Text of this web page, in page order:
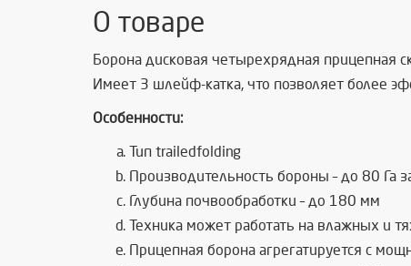
О товаре
Борона дисковая четырехрядная прицепная
Имеет 3 шлейф-катка, что позволяет более
Особенности:
Тип trailedfolding
Производительность бороны – до 80 Га
Глубина почвообработки – до 180 мм
Техника может работать на влажных и
Прицепная борона агрегатируется с